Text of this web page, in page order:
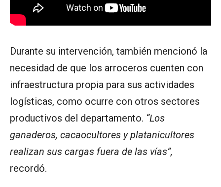
Durante su intervención, también mencionó la
necesidad de que los arroceros cuenten con
infraestructura propia para sus actividades
logísticas, como ocurre con otros sectores
productivos del departamento. “Los
ganaderos, cacaocultores y platanicultores
realizan sus cargas fuera de las vías”,
recordó.